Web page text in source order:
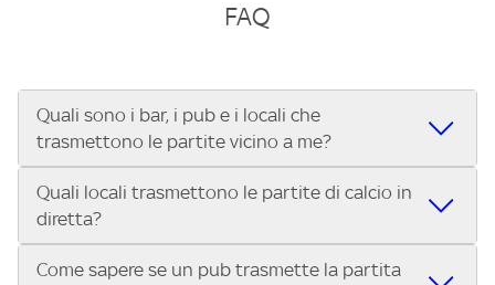
FAQ
Quali sono i bar, i pub e i locali che
trasmettono le partite vicino a me?
Se cerchi un bar, pub, ristorante o locale vicino a te per
vedere le partite di Serie A ENILIVE, la Serie C Sky Wifi, la
UEFA Champions League, la UEFA Europa League, la UEFA
Conference League, il Tennis, la Formula 1®, la MotoGP™ e
Quali locali trasmettono le partite di calcio in
diretta?
Vuoi sapere quali bar, pub o ristoranti mostrano le partite
Come sapere se un pub trasmette la partita